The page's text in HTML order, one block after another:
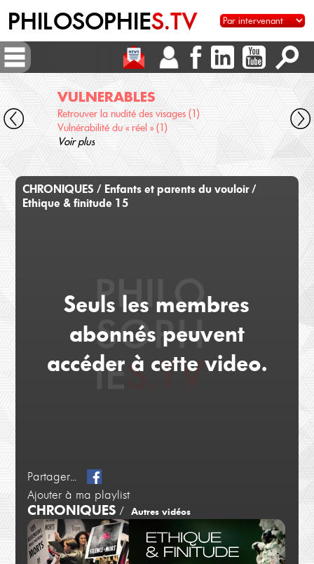
PHILOSOPHIES.TV
VULNERABLES
Retrouver la nudité des visages (1)
Vulnérabilité du « réel » (1)
Voir plus
CHRONIQUES / Enfants et parents du vouloir /
Ethique & finitude 15
Seuls les membres
abonnés peuvent
accéder à cette video.
Partager...
Ajouter à ma playlist
CHRONIQUES /Autres vidéos